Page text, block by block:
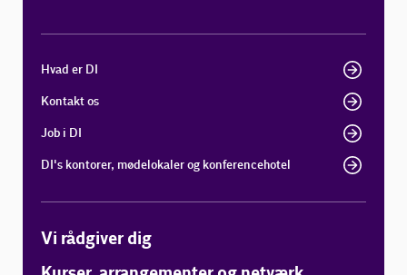
Hvad er DI
Kontakt os
Job i DI
DI's kontorer, mødelokaler og konferencehotel
Vi rådgiver dig